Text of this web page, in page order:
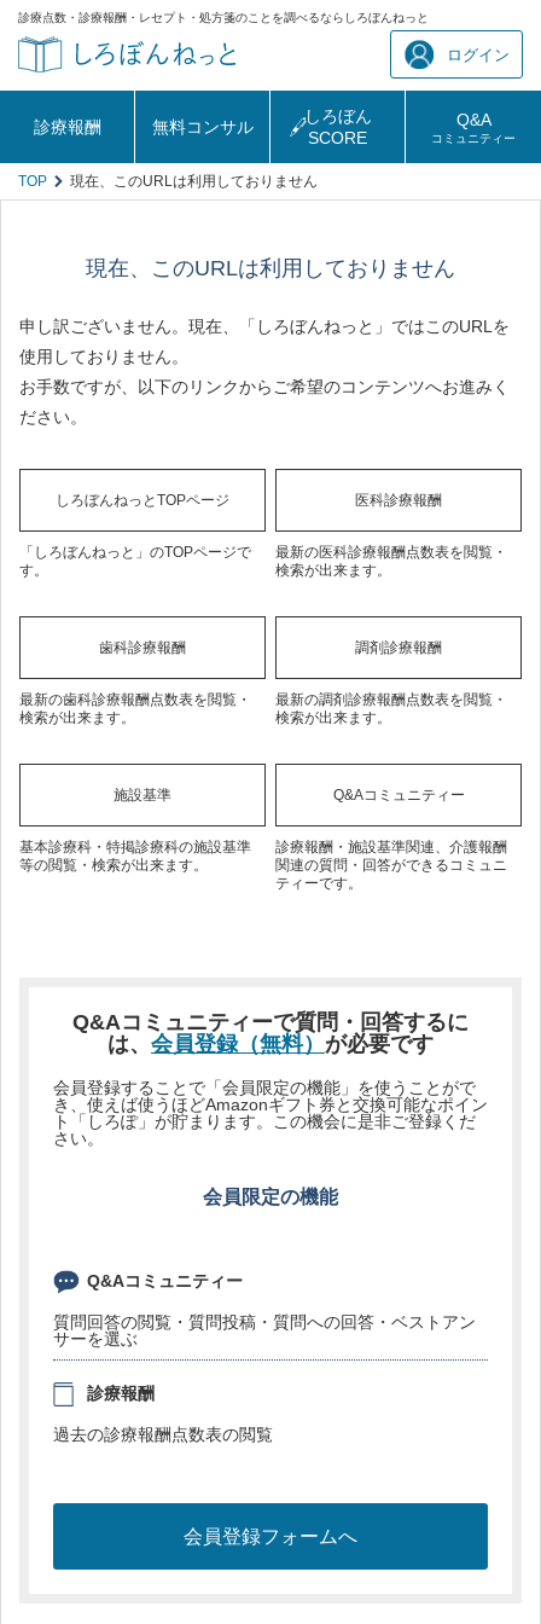
診療点数・診療報酬・レセプト・処方箋のことを調べるならしろぼんねっと
ログイン
診療報酬 無料コンサル
しろぼん
SCORE
Q&A
コミュニティー
TOP 現在、このURLは利用しておりません
現在、このURLは利用しておりません
申し訳ございません。現在、「しろぼんねっと」ではこのURLを
使用しておりません。
お手数ですが、以下のリンクからご希望のコンテンツへお進みく
ださい。
しろぼんねっとTOPページ
「しろぼんねっと」のTOPページで
す。
医科診療報酬
最新の医科診療報酬点数表を閲覧・
検索が出来ます。
歯科診療報酬
最新の歯科診療報酬点数表を閲覧・
検索が出来ます。
調剤診療報酬
最新の調剤診療報酬点数表を閲覧・
検索が出来ます。
施設基準
基本診療科・特掲診療科の施設基準
等の閲覧・検索が出来ます。
Q&Aコミュニティー
診療報酬・施設基準関連、介護報酬
関連の質問・回答ができるコミュニ
ティーです。
Q&Aコミュニティーで質問・回答するに
は、 会員登録（無料） が必要です
会員登録することで「会員限定の機能」を使うことがで
き、使えば使うほどAmazonギフト券と交換可能なポイン
ト「しろぽ」が貯まります。この機会に是非ご登録くだ
さい。
会員限定の機能
Q&Aコミュニティー
質問回答の閲覧・質問投稿・質問への回答・ベストアン
サーを選ぶ
診療報酬
過去の診療報酬点数表の閲覧
会員登録フォームへ